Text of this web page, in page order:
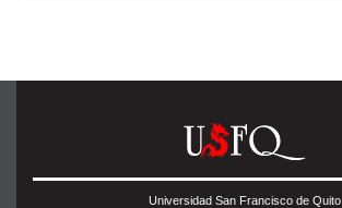
Universidad San Francisco de Quito